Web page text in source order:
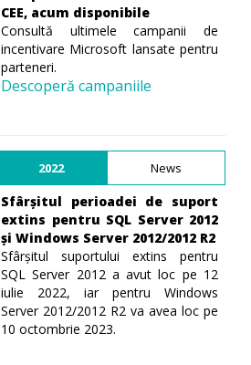
CEE, acum disponibile
Consultă ultimele campanii de
incentivare Microsoft lansate pentru
parteneri.
Descoperă campaniile
2022 News
Sfârșitul perioadei de suport
extins pentru SQL Server 2012
și Windows Server 2012/2012 R2
Sfârșitul suportului extins pentru
SQL Server 2012 a avut loc pe 12
iulie 2022, iar pentru Windows
Server 2012/2012 R2 va avea loc pe
10 octombrie 2023.